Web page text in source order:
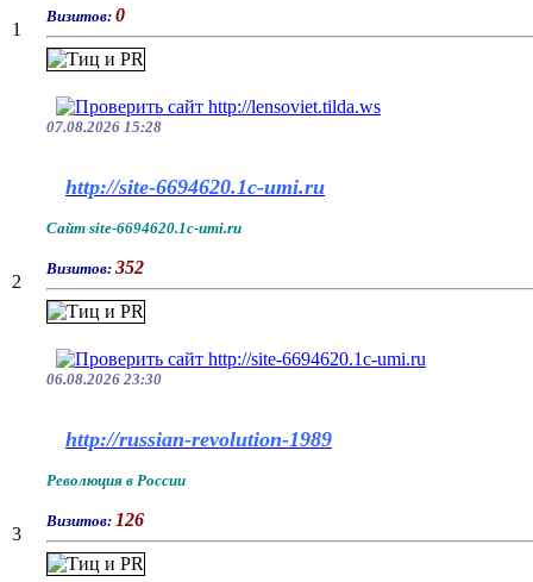
1
Визитов: 0
07.08.2026 15:28
2
http://site-6694620.1c-umi.ru
Сайт site-6694620.1c-umi.ru
Визитов: 352
06.08.2026 23:30
3
http://russian-revolution-1989
Революция в России
Визитов: 126